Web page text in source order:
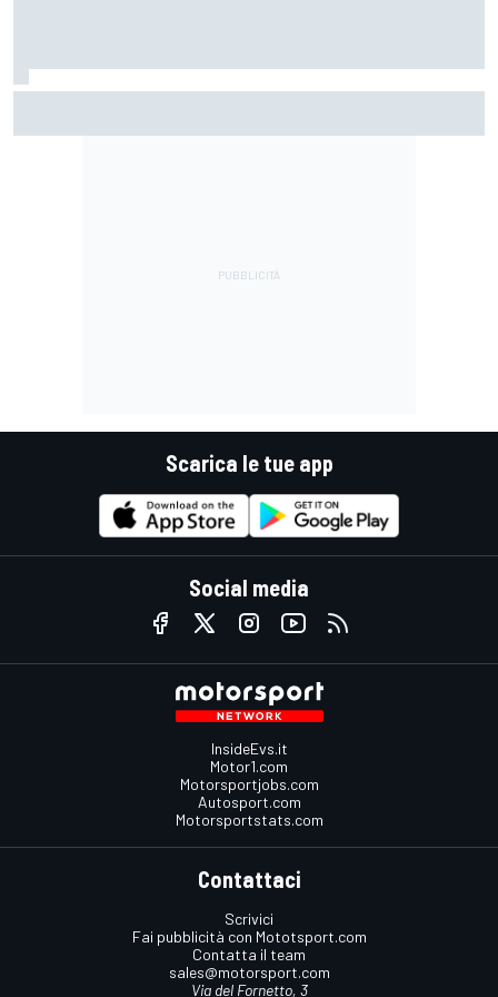
Scarica le tue app
Social media
InsideEvs.it
Motor1.com
Motorsportjobs.com
Autosport.com
Motorsportstats.com
Contattaci
Scrivici
Fai pubblicità con Mototsport.com
Contatta il team
sales@motorsport.com
Via del Fornetto, 3